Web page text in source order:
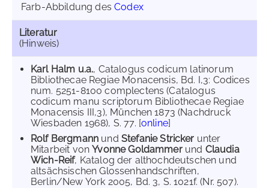
Farb-Abbildung desCodex
Literatur
(Hinweis)
Karl Halm u.a., Catalogus codicum latinorum
Bibliothecae Regiae Monacensis, Bd. I,3: Codices
num. 5251-8100 complectens (Catalogus
codicum manu scriptorum Bibliothecae Regiae
Monacensis III,3), München 1873 (Nachdruck
Wiesbaden 1968), S. 77. [online]
Rolf Bergmann und Stefanie Stricker unter
Mitarbeit vonYvonne Goldammerund Claudia
Wich-Reif, Katalog der althochdeutschen und
altsächsischen Glossenhandschriften,
Berlin/New York 2005, Bd. 3, S. 1021f. (Nr. 507).